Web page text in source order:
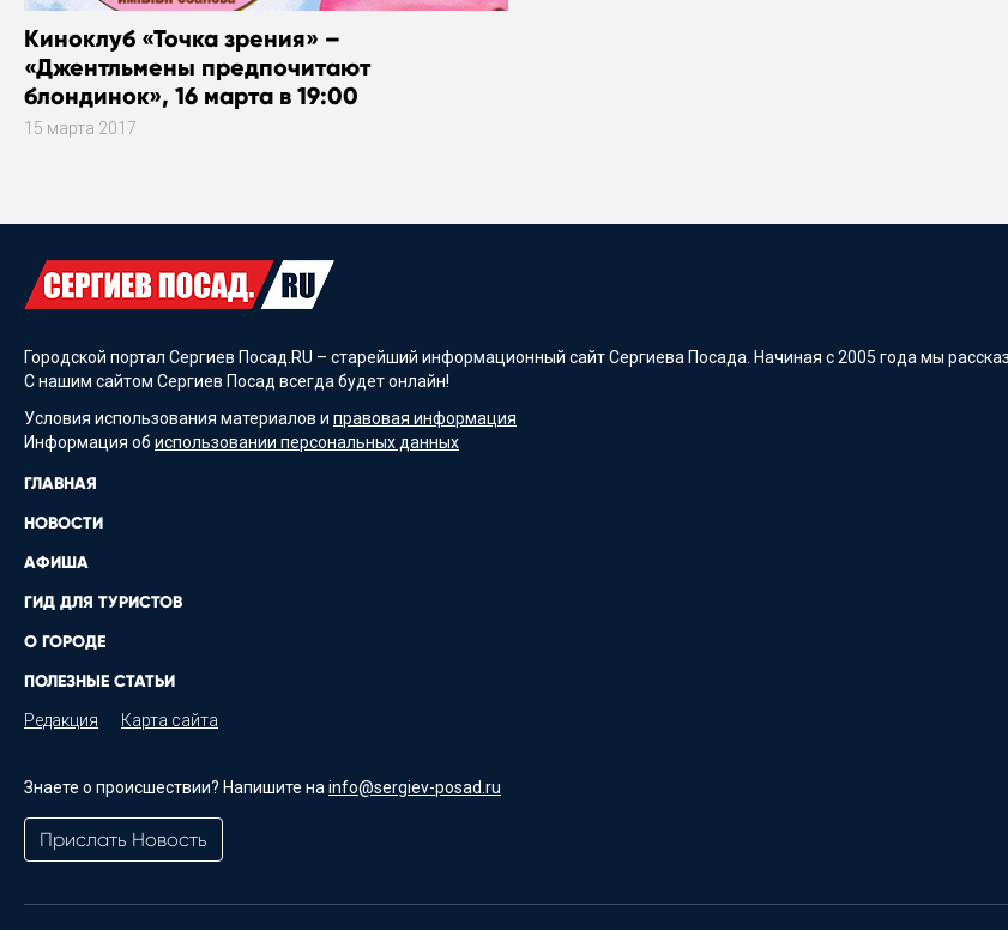
Киноклуб «Точка зрения» –
«Джентльмены предпочитают
блондинок», 16 марта в 19:00
15 марта 2017
Городской портал Сергиев Посад.RU – старейший информационный сайт Сергиева Посада. Начиная с 2005 года мы
С нашим сайтом Сергиев Посад всегда будет онлайн!
Условия использования материалов и правовая информация
Информация об использовании персональных данных
ГЛАВНАЯ
НОВОСТИ
АФИША
ГИД ДЛЯ ТУРИСТОВ
О ГОРОДЕ
ПОЛЕЗНЫЕ СТАТЬИ
Редакция Карта сайта
Знаете о происшествии? Напишите на info@sergiev-posad.ru
Прислать Новость